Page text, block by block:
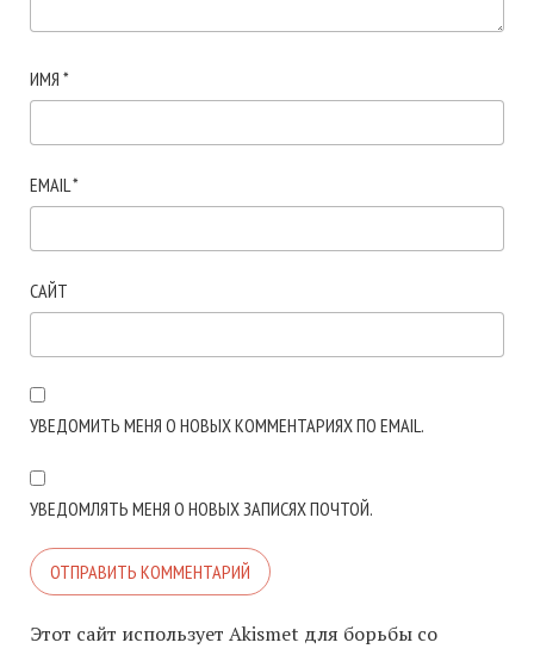
ИМЯ *
EMAIL *
САЙТ
УВЕДОМИТЬ МЕНЯ О НОВЫХ КОММЕНТАРИЯХ ПО EMAIL.
УВЕДОМЛЯТЬ МЕНЯ О НОВЫХ ЗАПИСЯХ ПОЧТОЙ.
Этот сайт использует Akismet для борьбы со